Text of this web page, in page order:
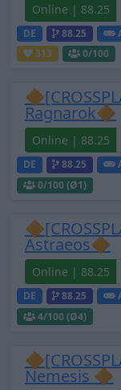
Online | 88.25
DE 88.25
313
0/100
Ragnarok🔶
Online | 88.25
DE 88.25
0/100 (Ø1)
Astraeos🔶
Online | 88.25
DE 88.25
4/100 (Ø4)
Nemesis 🔶